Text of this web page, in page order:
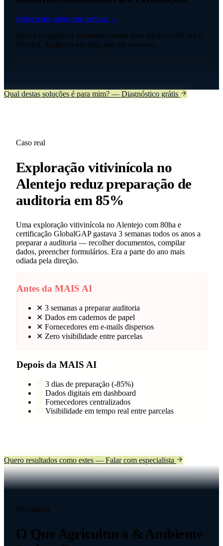
Saber mais sobre este serviço →
Dados compilados automaticamente para GlobalGAP, BIO,
PRODI. Auditoria em dias, não em semanas.
Qual destas soluções é para mim? — Diagnóstico grátis
Caso real
Exploração vitivinícola no
Alentejo reduz preparação de
auditoria em 85%
Uma exploração vitivinícola no Alentejo com 80ha e
certificação GlobalGAP gastava 3 semanas todos os anos a
preparar a auditoria — recolher documentos, compilar
dados, preencher formulários. Era a parte do ano mais
odiada pela direção.
Antes da MAIS AI
✕ 3 semanas a preparar auditoria
✕ Dados em cadernos de papel
✕ Fornecedores em e-mails dispersos
✕ Zero visibilidade entre parcelas
Depois da MAIS AI
3 dias de preparação (-85%)
Dados digitais em dashboard
Fornecedores centralizados
Visibilidade em tempo real entre parcelas
Quero resultados como estes — Falar com especialista
Resultados
O Que Agricultura & Ambiente